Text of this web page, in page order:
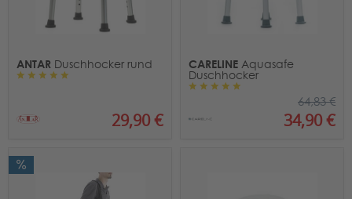
ANTAR Duschhocker rund
29,90 €
CARELINE Aquasafe
Duschhocker
34,90 €
64,83 €